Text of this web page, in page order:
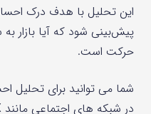
این تحلیل با هدف درک
پیش‌بینی شود که آیا بازار
حرکت است.
شما می توانید برای تحلیل